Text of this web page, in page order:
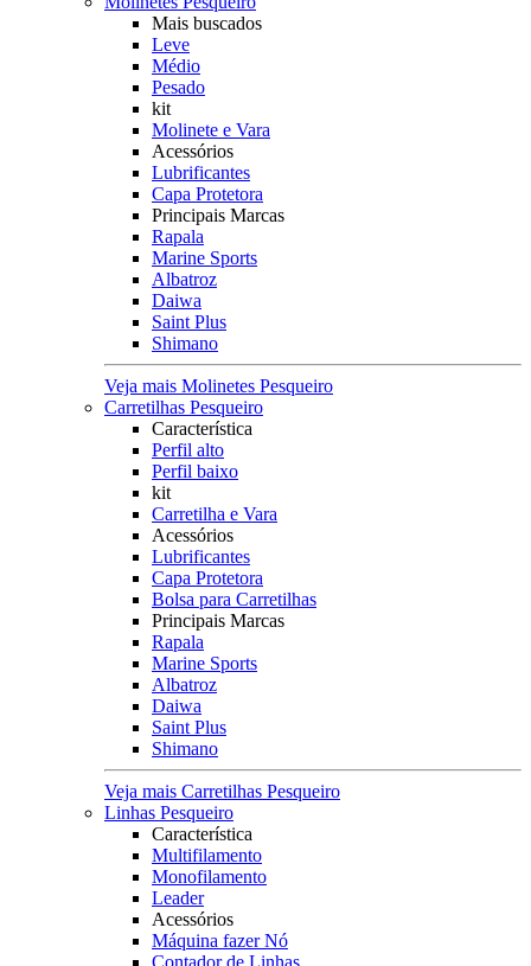
Mais buscados
Leve
Médio
Pesado
kit
Molinete e Vara
Acessórios
Lubrificantes
Capa Protetora
Principais Marcas
Rapala
Marine Sports
Albatroz
Daiwa
Saint Plus
Shimano
Veja mais Molinetes Pesqueiro
Carretilhas Pesqueiro
Característica
Perfil alto
Perfil baixo
kit
Carretilha e Vara
Acessórios
Lubrificantes
Capa Protetora
Bolsa para Carretilhas
Principais Marcas
Rapala
Marine Sports
Albatroz
Daiwa
Saint Plus
Shimano
Veja mais Carretilhas Pesqueiro
Linhas Pesqueiro
Característica
Multifilamento
Monofilamento
Leader
Acessórios
Máquina fazer Nó
Contador de Linhas